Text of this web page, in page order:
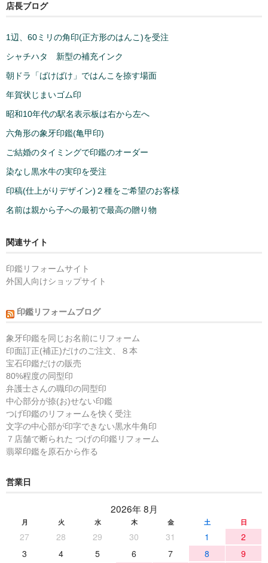
店長ブログ
1辺、60ミリの角印(正方形のはんこ)を受注
シャチハタ 新型の補充インク
朝ドラ「ばけばけ」ではんこを捺す場面
年賀状じまいゴム印
昭和10年代の駅名表示板は右から左へ
六角形の象牙印鑑(亀甲印)
ご結婚のタイミングで印鑑のオーダー
染なし黒水牛の実印を受注
印稿(仕上がりデザイン)２種をご希望のお客様
名前は親から子への最初で最高の贈り物
関連サイト
印鑑リフォームサイト
外国人向けショップサイト
印鑑リフォームブログ
象牙印鑑を同じお名前にリフォーム
印面訂正(補正)だけのご注文、８本
宝石印鑑だけの販売
80%程度の同型印
弁護士さんの職印の同型印
中心部分が捺(お)せない印鑑
つげ印鑑のリフォームを快く受注
文字の中心部が印字できない黒水牛角印
７店舗で断られた つげの印鑑リフォーム
翡翠印鑑を原石から作る
営業日
2026年 8月
月 火 水 木 金 土 日
27 28 29 30 31 1
2
3
4 5 6 7 8
9